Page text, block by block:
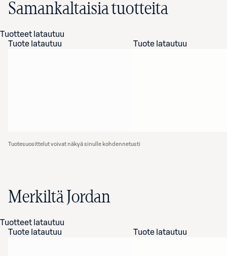
Samankaltaisia tuotteita
Tuotteet latautuu
Tuote latautuu
Tuote latautuu
Tuotesuosittelut voivat näkyä sinulle kohdennetusti
Merkiltä Jordan
Tuotteet latautuu
Tuote latautuu
Tuote latautuu